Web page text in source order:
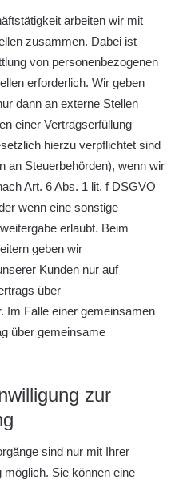
arbeiten wir mit
zusammen. Dabei ist
von personenbezogenen
erforderlich. Wir geben
dann an externe Stellen
einer Vertragserfüllung
hierzu verpflichtet sind
an Steuerbehörden), wenn wir
Art. 6 Abs. 1 lit. f DSGVO
wenn eine sonstige
erlaubt. Beim
geben wir
Kunden nur auf
über
Im Falle einer gemeinsamen
über gemeinsame
zur
sind nur mit Ihrer
Sie können eine